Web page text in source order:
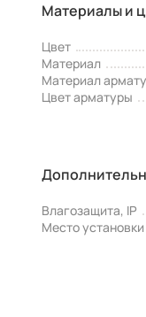
Материалы и
Цвет
Материал
Материал
Цвет арматуры
Влагозащита, IP
Место установки